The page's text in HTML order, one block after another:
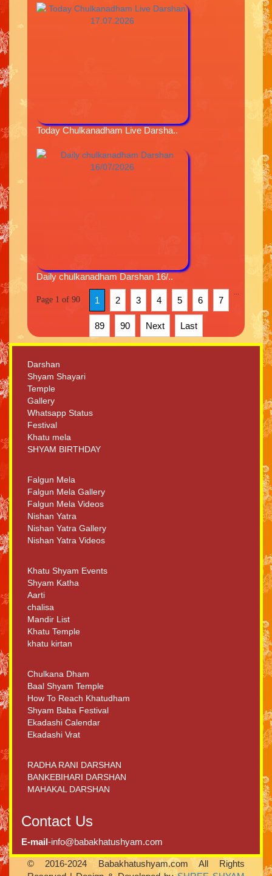
Today Chulkanadham Live Darsha..
Daily chulkanadham Darshan 16/..
Page 1 of 90 1 2 3 4 5 6 7
89 90 Next Last
Darshan
Shyam Shayari
Temple
Gallery
Whatsapp Status
Festival
Khatu mela
SHYAM BIRTHDAY
Falgun Mela
Falgun Mela Gallery
Falgun Mela Videos
Nishan Yatra
Nishan Yatra Gallery
Nishan Yatra Videos
Khatu Shyam Events
Shyam Katha
Aarti
chalisa
Mandir List
Khatu Temple
khatu kirtan
Chulkana Dham
Baal Shyam Temple
How To Reach Khatudham
Shyam Baba Festival
Ekadashi Calendar
Ekadashi Vrat
RADHA RANI DARSHAN
BANKEBIHARI DARSHAN
MAHAKAL DARSHAN
Contact Us
E-mail-info@babakhatushyam.com
© 2016-2024 Babakhatushyam.com All Rights